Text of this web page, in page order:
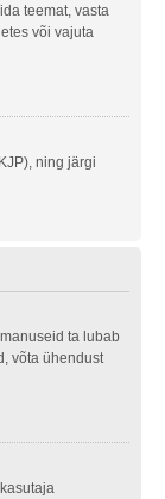
teemat, vasta
või vajuta
ning järgi
ta lubab
võta ühendust